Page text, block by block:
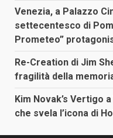
Venezia, a Palazzo
settecentesco di
Prometeo”
Re-Creation di Jim
fragilità della
Kim Novak’s Vertigo
che svela l’icona di